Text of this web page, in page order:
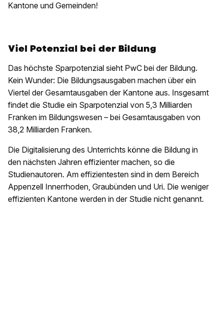
Kantone und Gemeinden!
Viel Potenzial bei der Bildung
Das höchste Sparpotenzial sieht PwC bei der Bildung.
Kein Wunder: Die Bildungsausgaben machen über ein
Viertel der Gesamtausgaben der Kantone aus. Insgesamt
findet die Studie ein Sparpotenzial von 5,3 Milliarden
Franken im Bildungswesen – bei Gesamtausgaben von
38,2 Milliarden Franken.
Die Digitalisierung des Unterrichts könne die Bildung in
den nächsten Jahren effizienter machen, so die
Studienautoren. Am effizientesten sind in dem Bereich
Appenzell Innerrhoden, Graubünden und Uri. Die weniger
effizienten Kantone werden in der Studie nicht genannt.